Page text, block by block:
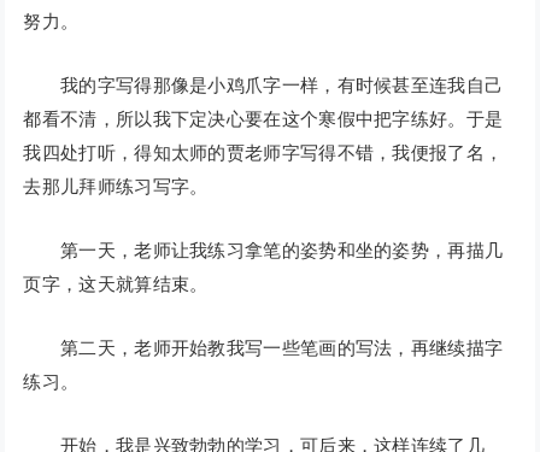
努力。
我的字写得那像是小鸡爪字一样，有时候甚至连我自己
都看不清，所以我下定决心要在这个寒假中把字练好。于是
我四处打听，得知太师的贾老师字写得不错，我便报了名，
去那儿拜师练习写字。
第一天，老师让我练习拿笔的姿势和坐的姿势，再描几
页字，这天就算结束。
第二天，老师开始教我写一些笔画的写法，再继续描字
练习。
开始，我是兴致勃勃的学习，可后来，这样连续了几